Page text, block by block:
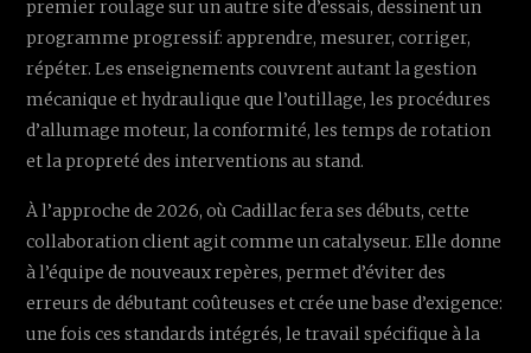
premier roulage sur un autre site d’essais, dessinent un
programme progressif: apprendre, mesurer, corriger,
répéter. Les enseignements couvrent autant la gestion
mécanique et hydraulique que l’outillage, les procédures
d’allumage moteur, la conformité, les temps de rotation
et la propreté des interventions au stand.
À l’approche de 2026, où Cadillac fera ses débuts, cette
collaboration client agit comme un catalyseur. Elle donne
à l’équipe de nouveaux repères, permet d’éviter des
erreurs de débutant coûteuses et crée une base d’exigence:
une fois ces standards intégrés, le travail spécifique à la